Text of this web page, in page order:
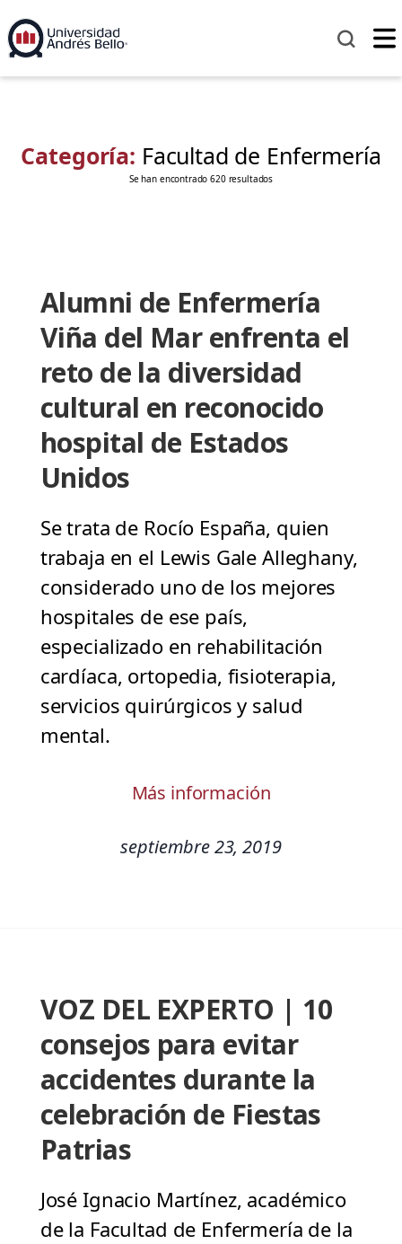
Categoría: Facultad de Enfermería
Se han encontrado 620 resultados
Alumni de Enfermería
Viña del Mar enfrenta el
reto de la diversidad
cultural en reconocido
hospital de Estados
Unidos
Se trata de Rocío España, quien
trabaja en el Lewis Gale Alleghany,
considerado uno de los mejores
hospitales de ese país,
especializado en rehabilitación
cardíaca, ortopedia, fisioterapia,
servicios quirúrgicos y salud
mental.
Más información
septiembre 23, 2019
VOZ DEL EXPERTO | 10
consejos para evitar
accidentes durante la
celebración de Fiestas
Patrias
José Ignacio Martínez, académico
de la Facultad de Enfermería de la